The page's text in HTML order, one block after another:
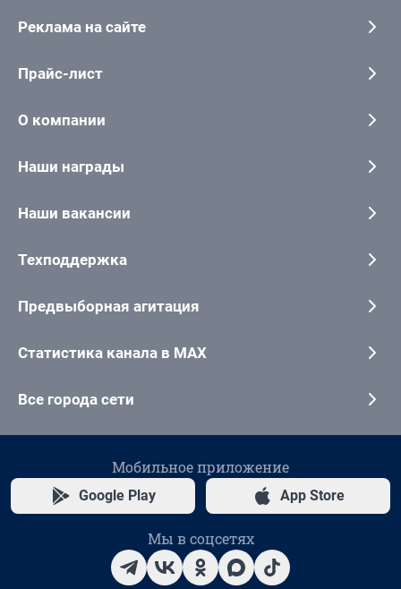
Реклама на сайте
Прайс-лист
О компании
Наши награды
Наши вакансии
Техподдержка
Предвыборная агитация
Статистика канала в MAX
Все города сети
Мобильное приложение
Google Play App Store
Мы в соцсетях